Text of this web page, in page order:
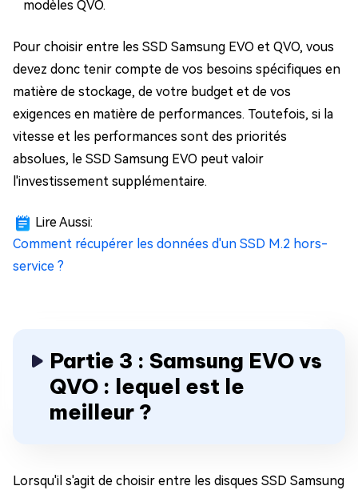
modèles QVO.
Pour choisir entre les SSD Samsung EVO et QVO, vous
devez donc tenir compte de vos besoins spécifiques en
matière de stockage, de votre budget et de vos
exigences en matière de performances. Toutefois, si la
vitesse et les performances sont des priorités
absolues, le SSD Samsung EVO peut valoir
l'investissement supplémentaire.
Lire Aussi:
Comment récupérer les données d'un SSD M.2 hors-
service ?
Partie 3 : Samsung EVO vs
QVO : lequel est le
meilleur ?
Lorsqu'il s'agit de choisir entre les disques SSD Samsung